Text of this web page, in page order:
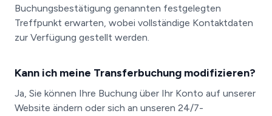
Buchungsbestätigung genannten festgelegten
Treffpunkt erwarten, wobei vollständige Kontaktdaten
zur Verfügung gestellt werden.
Kann ich meine Transferbuchung modifizieren?
Ja, Sie können Ihre Buchung über Ihr Konto auf unserer
Website ändern oder sich an unseren 24/7-